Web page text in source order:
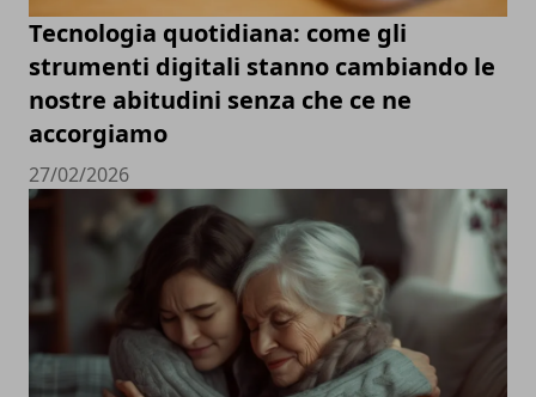
Tecnologia quotidiana: come gli
strumenti digitali stanno cambiando le
nostre abitudini senza che ce ne
accorgiamo
27/02/2026